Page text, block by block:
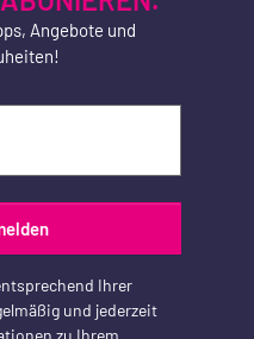
Angebote und
Ihrer
und jederzeit
zu Ihrem